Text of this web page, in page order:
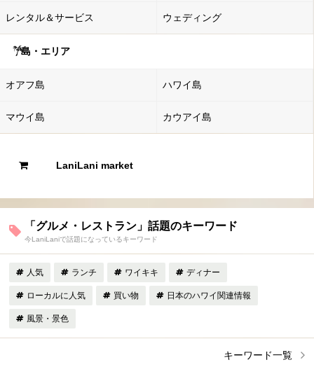
レンタル＆サービス ウェディング
島・エリア
オアフ島 ハワイ島
マウイ島 カウアイ島
LaniLani market
「グルメ・レストラン」話題のキーワード
今LaniLaniで話題になっているキーワード
人気 ランチ ワイキキ ディナー
ローカルに人気 買い物 日本のハワイ関連情報
風景・景色
キーワード一覧